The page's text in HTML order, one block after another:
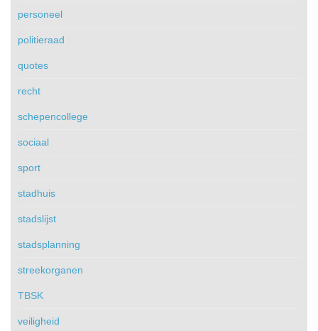
personeel
politieraad
quotes
recht
schepencollege
sociaal
sport
stadhuis
stadslijst
stadsplanning
streekorganen
TBSK
veiligheid